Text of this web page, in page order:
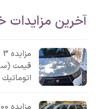
آخرین مزایدات
اتوماتيك